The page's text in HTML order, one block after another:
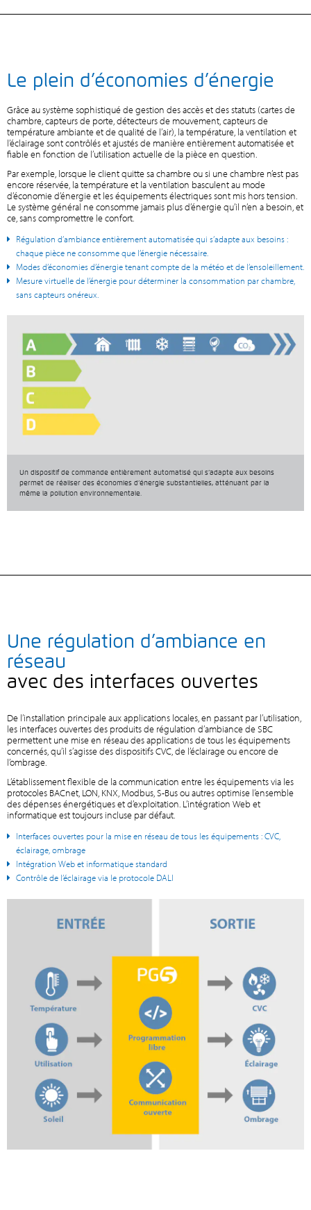
Le plein d’économies d’énergie
Grâce au système sophistiqué de gestion des accès et des statuts (cartes de
chambre, capteurs de porte, détecteurs de mouvement, capteurs de
température ambiante et de qualité de l’air), la température, la ventilation et
l’éclairage sont contrôlés et ajustés de manière entièrement automatisée et
fiable en fonction de l’utilisation actuelle de la pièce en question.
Par exemple, lorsque le client quitte sa chambre ou si une chambre n’est pas
encore réservée, la température et la ventilation basculent au mode
d’économie d’énergie et les équipements électriques sont mis hors tension.
Le système général ne consomme jamais plus d’énergie qu’il n’en a besoin, et
ce, sans compromettre le confort.
Régulation d’ambiance entièrement automatisée qui s’adapte aux besoins :
chaque pièce ne consomme que l’énergie nécessaire.
Modes d’économies d’énergie tenant compte de la météo et de l’ensoleillement.
Mesure virtuelle de l’énergie pour déterminer la consommation par chambre,
sans capteurs onéreux.
Un dispositif de commande entièrement automatisé qui s’adapte aux besoins
permet de réaliser des économies d’énergie substantielles, atténuant par la
même la pollution environnementale.
Une régulation d’ambiance en
réseau
avec des interfaces ouvertes
De l’installation principale aux applications locales, en passant par l’utilisation,
les interfaces ouvertes des produits de régulation d’ambiance de SBC
permettent une mise en réseau des applications de tous les équipements
concernés, qu’il s’agisse des dispositifs CVC, de l’éclairage ou encore de
l’ombrage.
L’établissement flexible de la communication entre les équipements via les
protocoles BACnet, LON, KNX, Modbus, S-Bus ou autres optimise l’ensemble
des dépenses énergétiques et d’exploitation. L’intégration Web et
informatique est toujours incluse par défaut.
Interfaces ouvertes pour la mise en réseau de tous les équipements : CVC,
éclairage, ombrage
Intégration Web et informatique standard
Contrôle de l’éclairage via le protocole DALI